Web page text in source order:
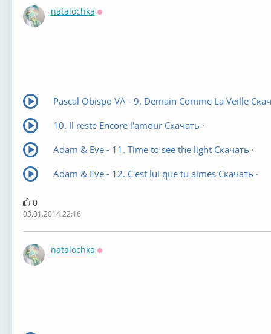
natalochka
Pascal Obispo VA - 9. Demain Comme La Veille
10. Il reste Encore l'amour Скачать ·
Adam & Eve - 11. Time to see the light Скачать ·
Adam & Eve - 12. C'est lui que tu aimes Скачать ·
0
03.01.2014 22:16
natalochka